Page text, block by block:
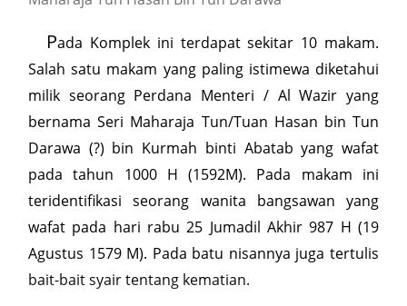
Pada Komplek ini terdapat sekitar 10 makam.
Salah satu makam yang paling istimewa diketahui
milik seorang Perdana Menteri / Al Wazir yang
bernama Seri Maharaja Tun/Tuan Hasan bin Tun
Darawa (?) bin Kurmah binti Abatab yang wafat
pada tahun 1000 H (1592M). Pada makam ini
teridentifikasi seorang wanita bangsawan yang
wafat pada hari rabu 25 Jumadil Akhir 987 H (19
Agustus 1579 M). Pada batu nisannya juga tertulis
bait-bait syair tentang kematian.